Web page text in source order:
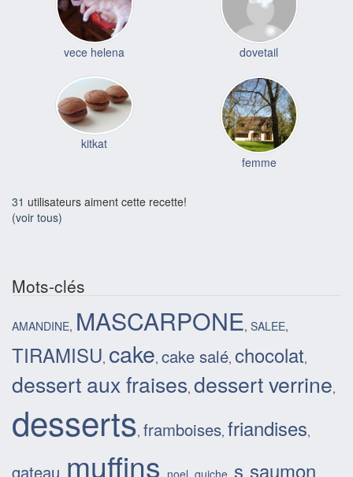
vece helena dovetail
kitkat
femme
31 utilisateurs aiment cette recette!
(voir tous)
Mots-clés
AMANDINE, MASCARPONE, SALEE,
TIRAMISU, cake, cake salé, chocolat,
dessert aux fraises, dessert verrine,
desserts, framboises, friandises,
gateau muffins noel quiche s saumon